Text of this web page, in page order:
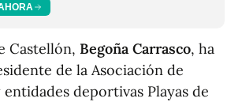
Castellón, Begoña Carrasco, ha
de la Asociación de
deportivas Playas de